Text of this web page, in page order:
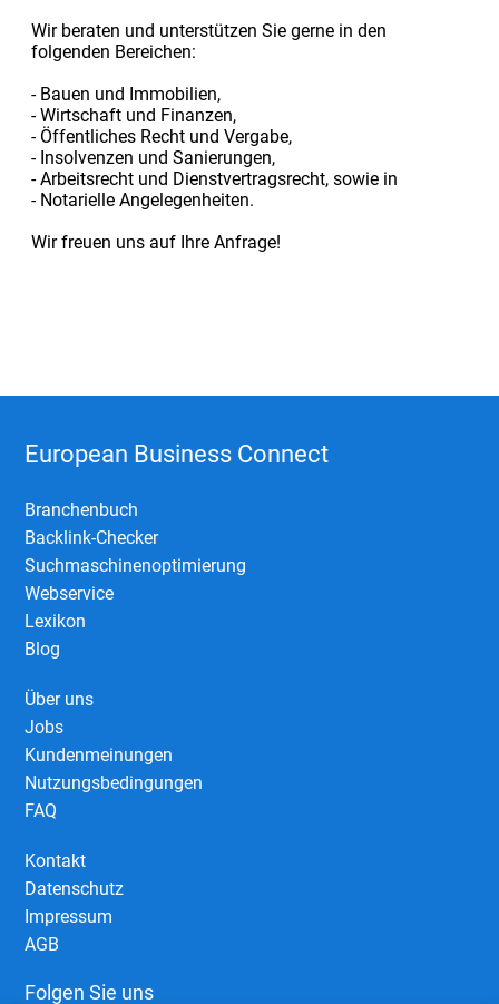
Wir beraten und unterstützen Sie gerne in den
folgenden Bereichen:
- Bauen und Immobilien,
- Wirtschaft und Finanzen,
- Öffentliches Recht und Vergabe,
- Insolvenzen und Sanierungen,
- Arbeitsrecht und Dienstvertragsrecht, sowie in
- Notarielle Angelegenheiten.
Wir freuen uns auf Ihre Anfrage!
European Business Connect
Branchenbuch
Backlink-Checker
Suchmaschinenoptimierung
Webservice
Lexikon
Blog
Über uns
Jobs
Kundenmeinungen
Nutzungsbedingungen
FAQ
Kontakt
Datenschutz
Impressum
AGB
Folgen Sie uns